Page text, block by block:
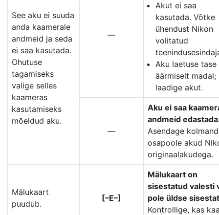
See aku ei suuda
anda kaamerale
andmeid ja seda
ei saa kasutada.
Ohutuse
tagamiseks
valige selles
kaameras
kasutamiseks
mõeldud aku.
—
Akut ei saa
kasutada. Võtke
ühendust Nikon
volitatud
Aku laetuse tase
äärmiselt madal;
laadige akut.
—
Aku ei saa
andmeid
Asendage
osapoole akud
originaalakudega.
Mälukaart
puudub.
[–E–]
Mälukaart on
sisestatud valesti
pole üldse
Kontrollige, kas